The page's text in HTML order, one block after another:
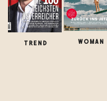
TREND WOMAN